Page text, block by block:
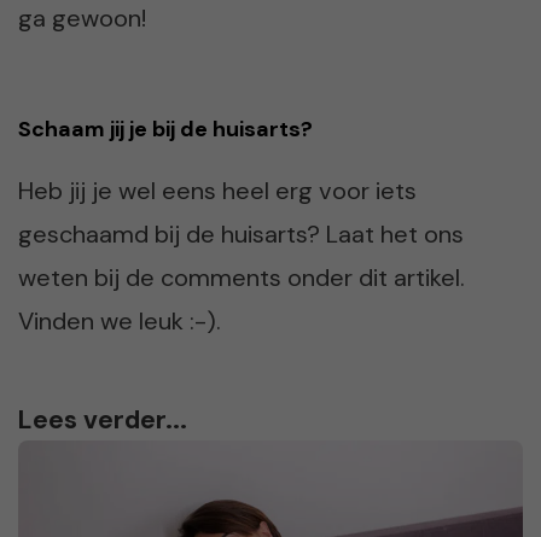
ga gewoon!
Schaam jij je bij de huisarts?
Heb jij je wel eens heel erg voor iets
geschaamd bij de huisarts? Laat het ons
weten bij de comments onder dit artikel.
Vinden we leuk :-).
Lees verder...